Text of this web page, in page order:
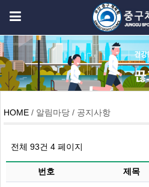
HOME / 알림마당 / 공지사항
전체 93건 4 페이지
번호 제목